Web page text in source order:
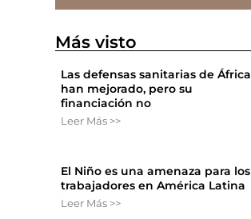
Más visto
Las defensas sanitarias de África
han mejorado, pero su
financiación no
Leer Más >>
El Niño es una amenaza para los
trabajadores en América Latina
Leer Más >>